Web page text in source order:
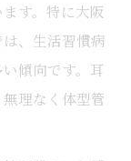
いやすさ
の力とは
す。特に大阪
、生活習慣病
傾向です。耳
理なく体型管